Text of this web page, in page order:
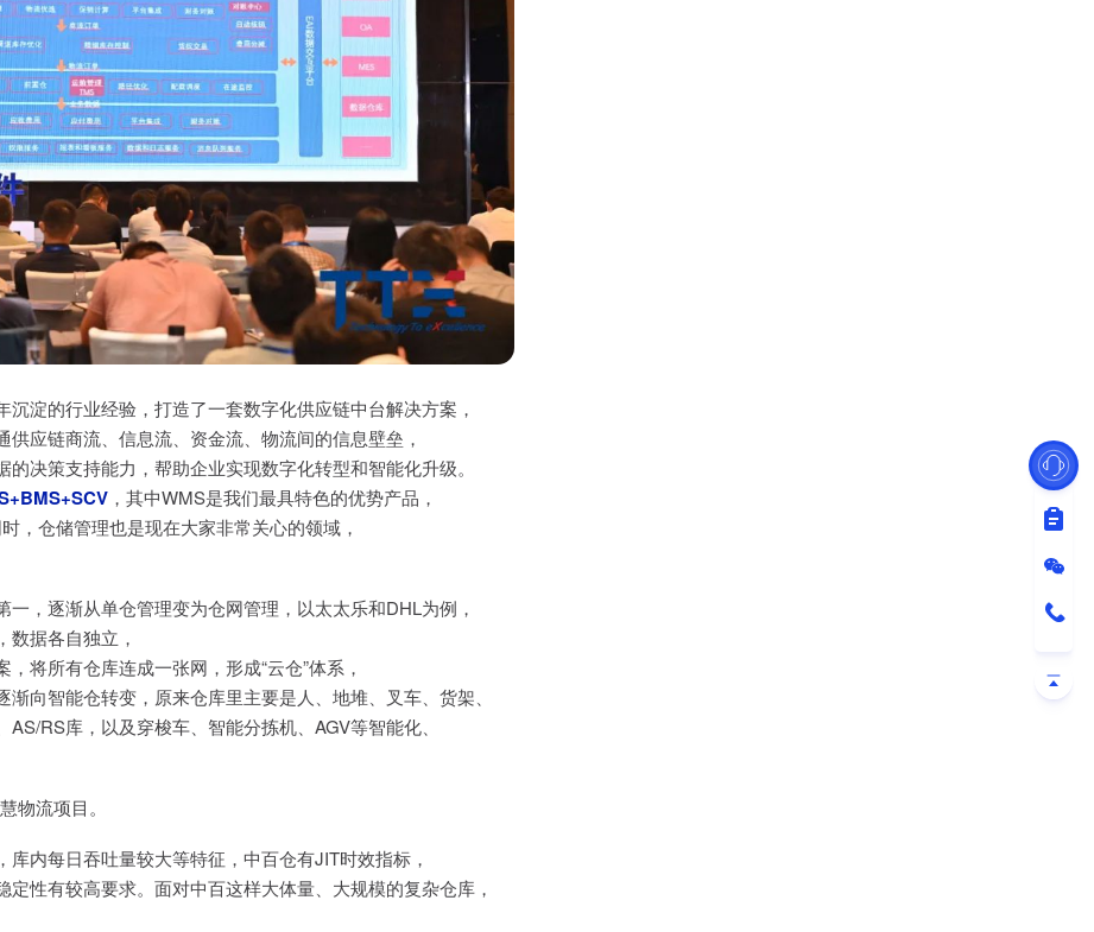
淀的行业经验，打造了一套数字化供应链中台解决方案，
应链商流、信息流、资金流、物流间的信息壁垒，
决策支持能力，帮助企业实现数字化转型和智能化升级。
，其中WMS是我们最具特色的优势产品，
，仓储管理也是现在大家非常关心的领域，
，逐渐从单仓管理变为仓网管理，以太太乐和DHL为例，
据各自独立，
将所有仓库连成一张网，形成“云仓”体系，
向智能仓转变，原来仓库里主要是人、地堆、叉车、货架、
RS库，以及穿梭车、智能分拣机、AGV等智能化、
物流项目。
内每日吞吐量较大等特征，中百仓有JIT时效指标，
性有较高要求。面对中百这样大体量、大规模的复杂仓库，